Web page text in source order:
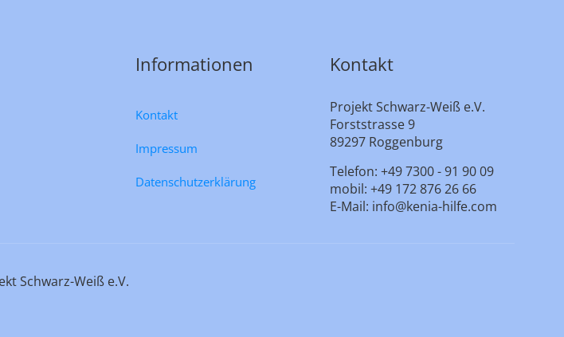
Informationen
Kontakt
Impressum
Datenschutzerklärung
Kontakt
Projekt Schwarz-Weiß e.V.
Forststrasse 9
89297 Roggenburg
Telefon: +49 7300 - 91 90 09
mobil: +49 172 876 26 66
E-Mail: info@kenia-hilfe.com
Schwarz-Weiß e.V.